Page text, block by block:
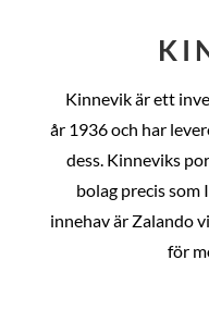
Kinnevik är ett
år 1936 och har
dess. Kinneviks
bolag precis
innehav är Zalando
för